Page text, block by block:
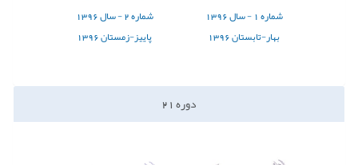
شماره1 - سال1396
بهار-تابستان 1396
شماره2 - سال1396
پاییز-زمستان 1396
دوره21